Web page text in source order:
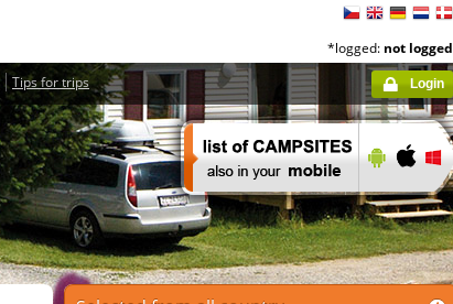
Tips for trips
*logged: not logged
Login